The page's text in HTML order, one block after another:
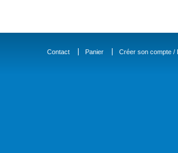
Contact Panier Créer son compte /